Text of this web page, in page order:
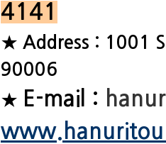
4141
★ Address : 1001
90006
★ E-mail :